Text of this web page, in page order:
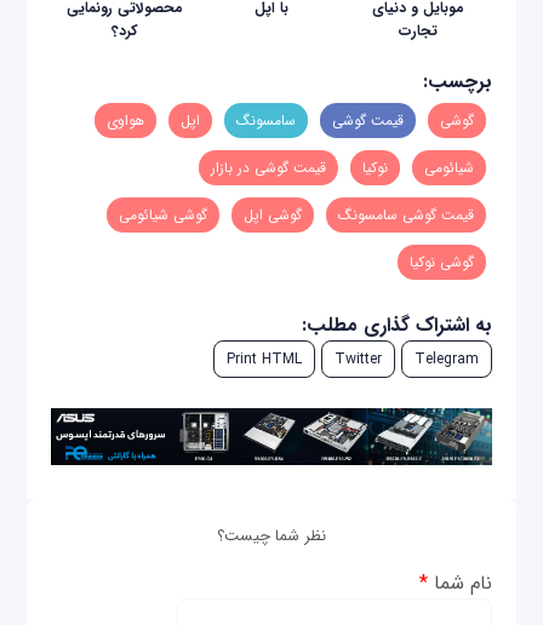
موبایل و دنیای
تجارت
با اپل
محصولاتی رونمایی
کرد؟
برچسب:
گوشی قیمت گوشی سامسونگ اپل هواوی
شیائومی نوکیا قیمت گوشی در بازار
قیمت گوشی سامسونگ گوشی اپل گوشی شیائومی
گوشی نوکیا
به اشتراک گذاری مطلب:
Telegram
Twitter
Print HTML
نظر شما چیست؟
نام شما*